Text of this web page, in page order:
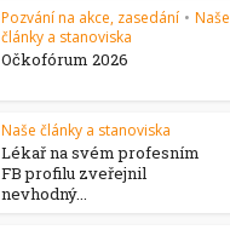
Pozvání na akce, zasedání • Naše
články a stanoviska
Očkofórum 2026
Naše články a stanoviska
Lékař na svém profesním
FB profilu zveřejnil
nevhodný...